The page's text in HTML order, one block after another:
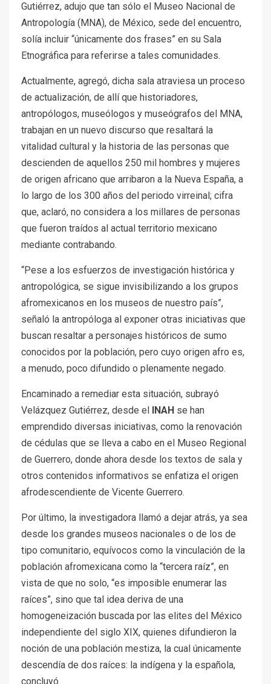
Gutiérrez, adujo que tan sólo el Museo Nacional de
Antropología (MNA), de México, sede del encuentro,
solía incluir “únicamente dos frases” en su Sala
Etnográfica para referirse a tales comunidades.
Actualmente, agregó, dicha sala atraviesa un proceso
de actualización, de allí que historiadores,
antropólogos, museólogos y museógrafos del MNA,
trabajan en un nuevo discurso que resaltará la
vitalidad cultural y la historia de las personas que
descienden de aquellos 250 mil hombres y mujeres
de origen africano que arribaron a la Nueva España, a
lo largo de los 300 años del periodo virreinal; cifra
que, aclaró, no considera a los millares de personas
que fueron traídos al actual territorio mexicano
mediante contrabando.
“Pese a los esfuerzos de investigación histórica y
antropológica, se sigue invisibilizando a los grupos
afromexicanos en los museos de nuestro país”,
señaló la antropóloga al exponer otras iniciativas que
buscan resaltar a personajes históricos de sumo
conocidos por la población, pero cuyo origen afro es,
a menudo, poco difundido o plenamente negado.
Encaminado a remediar esta situación, subrayó
Velázquez Gutiérrez, desde el
INAH se han
emprendido diversas iniciativas, como la renovación
de cédulas que se lleva a cabo en el Museo Regional
de Guerrero, donde ahora desde los textos de sala y
otros contenidos informativos se enfatiza el origen
afrodescendiente de Vicente Guerrero.
Por último, la investigadora llamó a dejar atrás, ya sea
desde los grandes museos nacionales o de los de
tipo comunitario, equívocos como la vinculación de la
población afromexicana como la “tercera raíz”, en
vista de que no solo, “es imposible enumerar las
raíces”, sino que tal idea deriva de una
homogeneización buscada por las elites del México
independiente del siglo XIX, quienes difundieron la
noción de una población mestiza, la cual únicamente
descendía de dos raíces: la indígena y la española,
concluyó.